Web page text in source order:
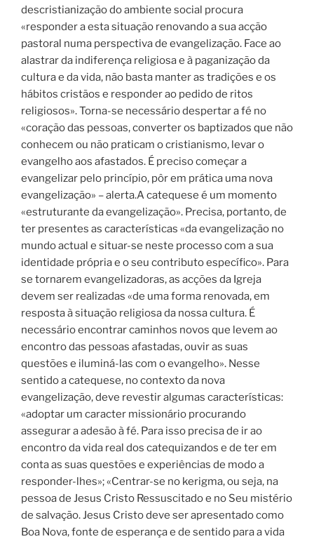
descristianização do ambiente social procura
«responder a esta situação renovando a sua acção
pastoral numa perspectiva de evangelização. Face ao
alastrar da indiferença religiosa e à paganização da
cultura e da vida, não basta manter as tradições e os
hábitos cristãos e responder ao pedido de ritos
religiosos». Torna-se necessário despertar a fé no
«coração das pessoas, converter os baptizados que não
conhecem ou não praticam o cristianismo, levar o
evangelho aos afastados. É preciso começar a
evangelizar pelo princípio, pôr em prática uma nova
evangelização» – alerta.A catequese é um momento
«estruturante da evangelização». Precisa, portanto, de
ter presentes as características «da evangelização no
mundo actual e situar-se neste processo com a sua
identidade própria e o seu contributo específico». Para
se tornarem evangelizadoras, as acções da Igreja
devem ser realizadas «de uma forma renovada, em
resposta à situação religiosa da nossa cultura. É
necessário encontrar caminhos novos que levem ao
encontro das pessoas afastadas, ouvir as suas
questões e iluminá-las com o evangelho». Nesse
sentido a catequese, no contexto da nova
evangelização, deve revestir algumas características:
«adoptar um caracter missionário procurando
assegurar a adesão à fé. Para isso precisa de ir ao
encontro da vida real dos catequizandos e de ter em
conta as suas questões e experiências de modo a
responder-lhes»; «Centrar-se no kerigma, ou seja, na
pessoa de Jesus Cristo Ressuscitado e no Seu mistério
de salvação. Jesus Cristo deve ser apresentado como
Boa Nova, fonte de esperança e de sentido para a vida